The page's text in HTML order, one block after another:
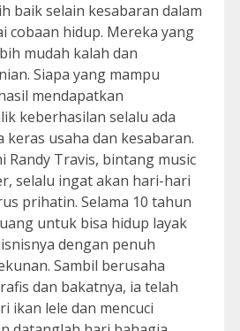
baik selain kesabaran dalam
cobaan hidup. Mereka yang
mudah kalah dan
Siapa yang mampu
mendapatkan
keberhasilan selalu ada
usaha dan kesabaran.
Randy Travis, bintang music
selalu ingat akan hari-hari
prihatin. Selama 10 tahun
untuk bisa hidup layak
dengan penuh
Sambil berusaha
dan bakatnya, ia telah
ikan lele dan mencuci